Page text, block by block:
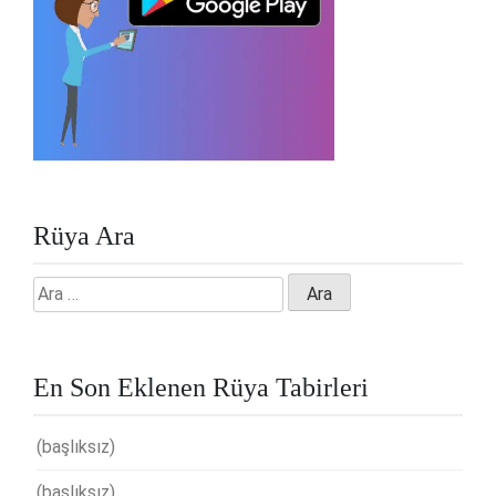
Rüya Ara
Arama:
En Son Eklenen Rüya Tabirleri
(başlıksız)